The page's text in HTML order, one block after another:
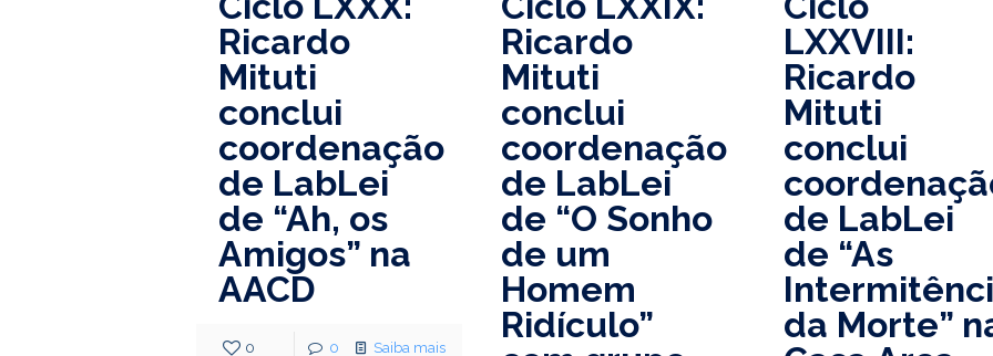
Ricardo
Mituti
conclui
coordenação
de LabLei
de “Ah, os
Amigos” na
AACD
0 0 Saiba mais
Ricardo
Mituti
conclui
coordenação
de LabLei
de “O Sonho
de um
Homem
Ridículo”
LXXVIII:
Ricardo
Mituti
conclui
de LabLei
de “As
da Morte”